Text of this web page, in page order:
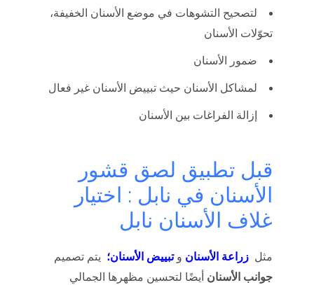
لتصحيح التشوهات في موضع الأسنان الخفيفة،
تحوّلات الأسنان
ضمور الأسنان
لمشاكل الأسنان حيث تبييض الأسنان غير فعال
إزالة الفراغات بين الأسنان
قبل تطبيق لصق قشور
الأسنان في نابل : اختيار
غلاف الأسنان نابل
مثل زراعة الأسنان وتبييض الأسنان؛ يتم تصميم
جوانب الأسنان أيضًا لتحسين مظهرها الجمالي